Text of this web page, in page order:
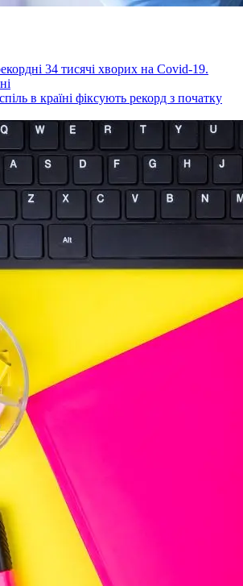
34 тисячі хворих на Covid-19.
в країні фіксують рекорд з початку